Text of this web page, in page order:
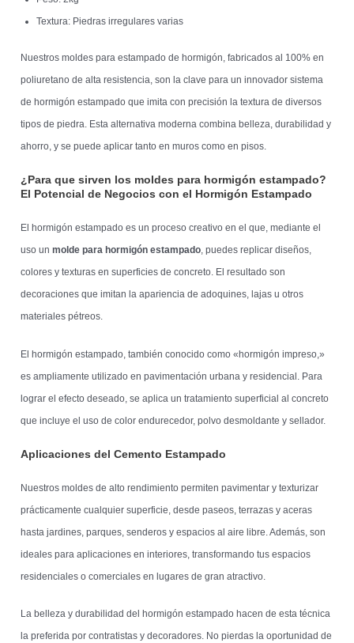
Textura: Piedras irregulares varias
Nuestros moldes para estampado de hormigón, fabricados al 100% en
poliuretano de alta resistencia, son la clave para un innovador sistema
de hormigón estampado que imita con precisión la textura de diversos
tipos de piedra. Esta alternativa moderna combina belleza, durabilidad y
ahorro, y se puede aplicar tanto en muros como en pisos.
¿Para que sirven los moldes para hormigón estampado?
El Potencial de Negocios con el Hormigón Estampado
El hormigón estampado es un proceso creativo en el que, mediante el
uso unmolde para hormigón estampado, puedes replicar diseños,
colores y texturas en superficies de concreto. El resultado son
decoraciones que imitan la apariencia de adoquines, lajas u otros
materiales pétreos.
El hormigón estampado, también conocido como «hormigón impreso,»
es ampliamente utilizado en pavimentación urbana y residencial. Para
lograr el efecto deseado, se aplica un tratamiento superficial al concreto
que incluye el uso de color endurecedor, polvo desmoldante y sellador.
Aplicaciones del Cemento Estampado
Nuestros moldes de alto rendimiento permiten pavimentar y texturizar
prácticamente cualquier superficie, desde paseos, terrazas y aceras
hasta jardines, parques, senderos y espacios al aire libre. Además, son
ideales para aplicaciones en interiores, transformando tus espacios
residenciales o comerciales en lugares de gran atractivo.
La belleza y durabilidad del hormigón estampado hacen de esta técnica
la preferida por contratistas y decoradores. No pierdas la oportunidad de